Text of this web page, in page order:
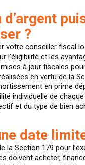
d’argent
?
votre conseiller fiscal
l’éligibilité et les
à jour fiscales
en vertu de la
en prime
individuelle de
et du type de bien
date
la Section 179 pour
doivent acheter,